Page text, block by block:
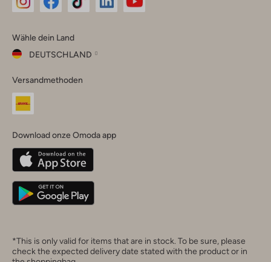
Instagram
Facebook
TikTok
Wähle dein Land
DEUTSCHLAND
dein
Land
Belgique(Français)
Deutschland
Versandmethoden
Download onze Omoda app
*This is only valid for items that are in stock. To be sure, please
check the expected delivery date stated with the product or in